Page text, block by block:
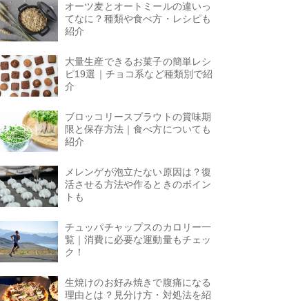
オーツ麦とオートミールの違いっ
てなに？種類や食べ方・レシピも
紹介
大量生産できるお菓子の簡単レシ
ピ19選｜チョコ系など種類別で紹
介
ブロッコリースプラウトの賞味期
限と保存方法｜食べ方についても
紹介
メレンゲが泡立たない原因は？復
活させる方法や作るときのポイン
トも
チュッパチャップスのカロリー一
覧｜消費に必要な運動量もチェッ
ク！
生焼けのお好み焼きで腹痛になる
理由とは？見分け方・対処法を紹